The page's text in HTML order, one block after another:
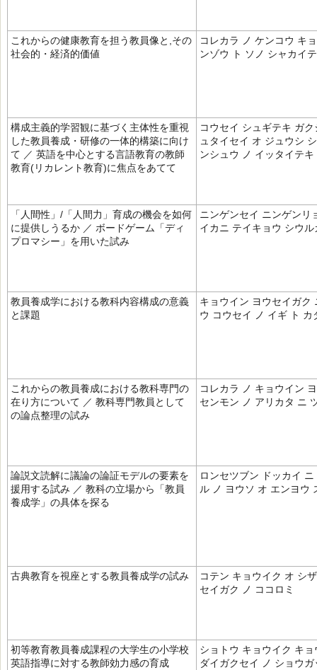
これからの健康教育を担う教員像と,その
社会的・経済的価値
コレカラ ノ ケンコウ キ
ンゾウ ト ソノ シャカイ
構成主義的学習観に基づく主体性を重視
した教員養成・研修の一体的構築に向け
て ／ 英語を中心とする言語教育の教師
教育(リカレント教育)に焦点をあてて
コウセイ シュギテキ ガ
ュタイセイ オ ジュウシ
ンシュウ ノ イッタイテ
「人間性」/「人間力」育成の機会を如何
に提供しうるか ／ ボードゲーム「ディ
プロマシー」を用いた試み
ニンゲンセイ ニンゲンリ
イカニ テイキョウ シウル
教員養成学における教科内容構成の意義
と課題
キョウイン ヨウセイガク
ウ コウセイ ノ イギ ト カ
これからの教員養成における教科専門の
在り方について ／ 教科専門教員として
の論点整理の試み
コレカラ ノ キョウイン
センモン ノ アリカタ ニ
論説文読解に議論の論証モデルの要素を
援用する試み ／ 教科の立場から「教員
養成学」の具体を探る
ロンセツブン ドッカイ
ル ノ ヨウソ オ エンヨウ
古典教育を視座とする教員養成学の試み
コテン キョウイク オ シ
セイガク ノ ココロミ
初等教育教員養成課程の大学生の小学校
英語指導に対する教師効力感の育成
ショトウ キョウイク キ
ダイガクセイ ノ ショウ